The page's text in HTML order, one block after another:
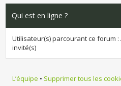
Qui est en ligne ?
Utilisateur(s) parcourant ce forum
invité(s)
L’équipe • Supprimer tous les